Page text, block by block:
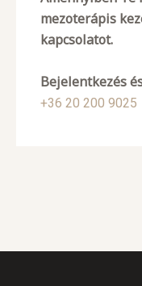
mezoterápis
kapcsolatot.
Bejelentkezés
+36 20 200 9025